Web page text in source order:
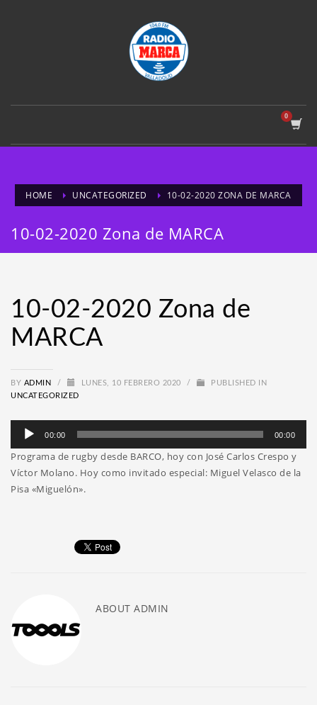
HOME UNCATEGORIZED 10-02-2020 ZONA DE MARCA
10-02-2020 Zona de MARCA
10-02-2020 Zona de
MARCA
BY ADMIN / LUNES, 10 FEBRERO 2020 /
PUBLISHED IN
UNCATEGORIZED
Reproductor
audio
00:00 00:00
Programa de rugby desde BARCO, hoy con José Carlos Crespo y
Víctor Molano. Hoy como invitado especial: Miguel Velasco de la
Pisa «Miguelón».
ABOUT ADMIN